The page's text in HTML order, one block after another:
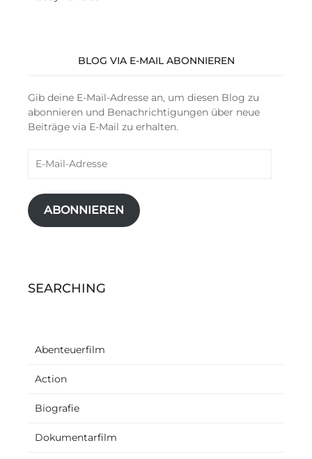
BLOG VIA E-MAIL ABONNIEREN
Gib deine E-Mail-Adresse an, um diesen Blog zu
abonnieren und Benachrichtigungen über neue
Beiträge via E-Mail zu erhalten.
Mail-
ABONNIEREN
SEARCHING
Abenteuerfilm
Action
Biografie
Dokumentarfilm